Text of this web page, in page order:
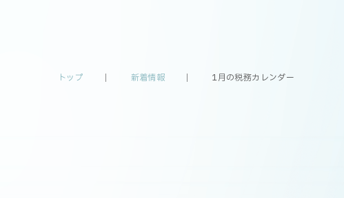
トップ 新着情報 1月の税務カレンダー